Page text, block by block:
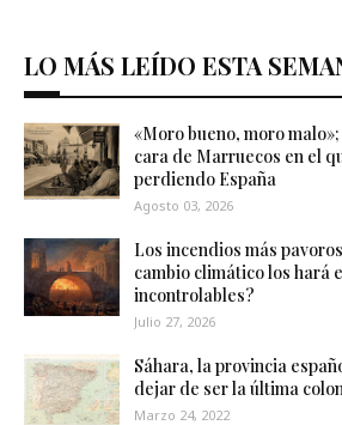
LO MÁS LEÍDO ESTA
«Moro bueno, moro
cara de Marruecos en el
perdiendo España
Agosto 03, 2026
Los incendios más
cambio climático los hará
incontrolables?
Julio 27, 2026
Sáhara, la provincia
dejar de ser la última
Marzo 24, 2022